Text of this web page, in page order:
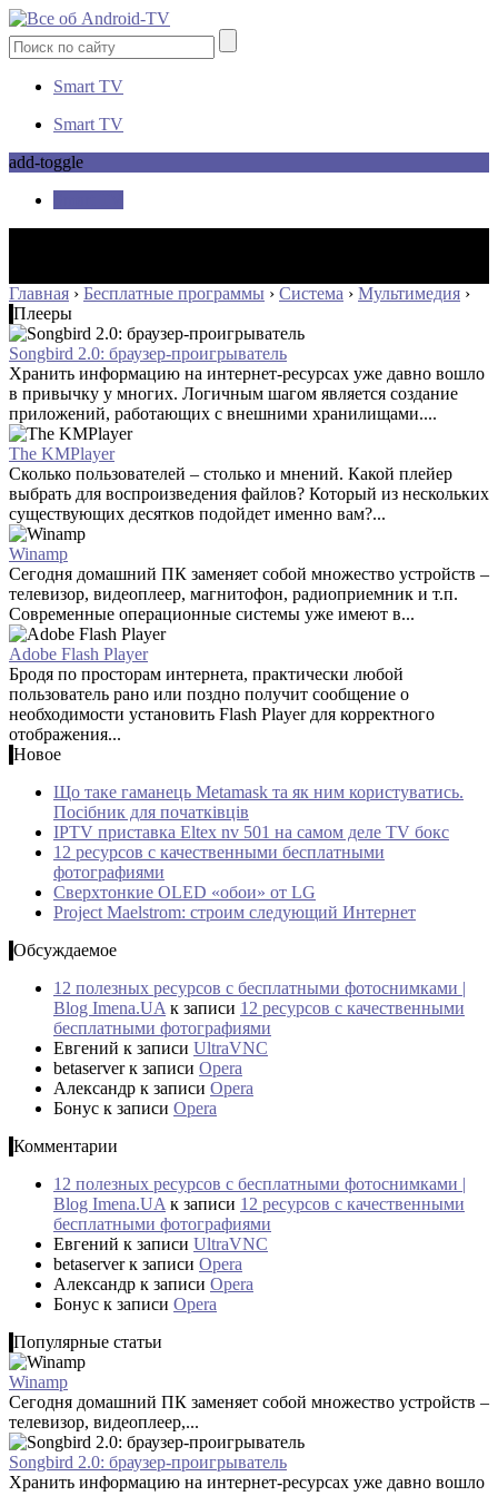
Smart TV
Smart TV
add-toggle
Главная › Бесплатные программы › Система › Мультимедия ›
Плееры
Songbird 2.0: браузер-проигрыватель
Хранить информацию на интернет-ресурсах уже давно вошло
в привычку у многих. Логичным шагом является создание
приложений, работающих с внешними хранилищами....
The KMPlayer
Сколько пользователей – столько и мнений. Какой плейер
выбрать для воспроизведения файлов? Который из нескольких
существующих десятков подойдет именно вам?...
Winamp
Сегодня домашний ПК заменяет собой множество устройств –
телевизор, видеоплеер, магнитофон, радиоприемник и т.п.
Современные операционные системы уже имеют в...
Adobe Flash Player
Бродя по просторам интернета, практически любой
пользователь рано или поздно получит сообщение о
необходимости установить Flash Player для корректного
отображения...
Новое
Що таке гаманець Metamask та як ним користуватись.
Посібник для початківців
IPTV приставка Eltex nv 501 на самом деле TV бокс
12 ресурсов с качественными бесплатными
фотографиями
Сверхтонкие OLED «обои» от LG
Project Maelstrom: строим следующий Интернет
Обсуждаемое
12 полезных ресурсов с бесплатными фотоснимками |
Blog Imena.UA к записи 12 ресурсов с качественными
бесплатными фотографиями
Евгений к записи UltraVNC
betaserverк записи Opera
Александр к записи Opera
Бонус к записи Opera
Комментарии
12 полезных ресурсов с бесплатными фотоснимками |
Blog Imena.UA к записи 12 ресурсов с качественными
бесплатными фотографиями
Евгений к записи UltraVNC
betaserverк записи Opera
Александр к записи Opera
Бонус к записи Opera
Популярные статьи
Winamp
Сегодня домашний ПК заменяет собой множество устройств –
телевизор, видеоплеер,...
Songbird 2.0: браузер-проигрыватель
Хранить информацию на интернет-ресурсах уже давно вошло